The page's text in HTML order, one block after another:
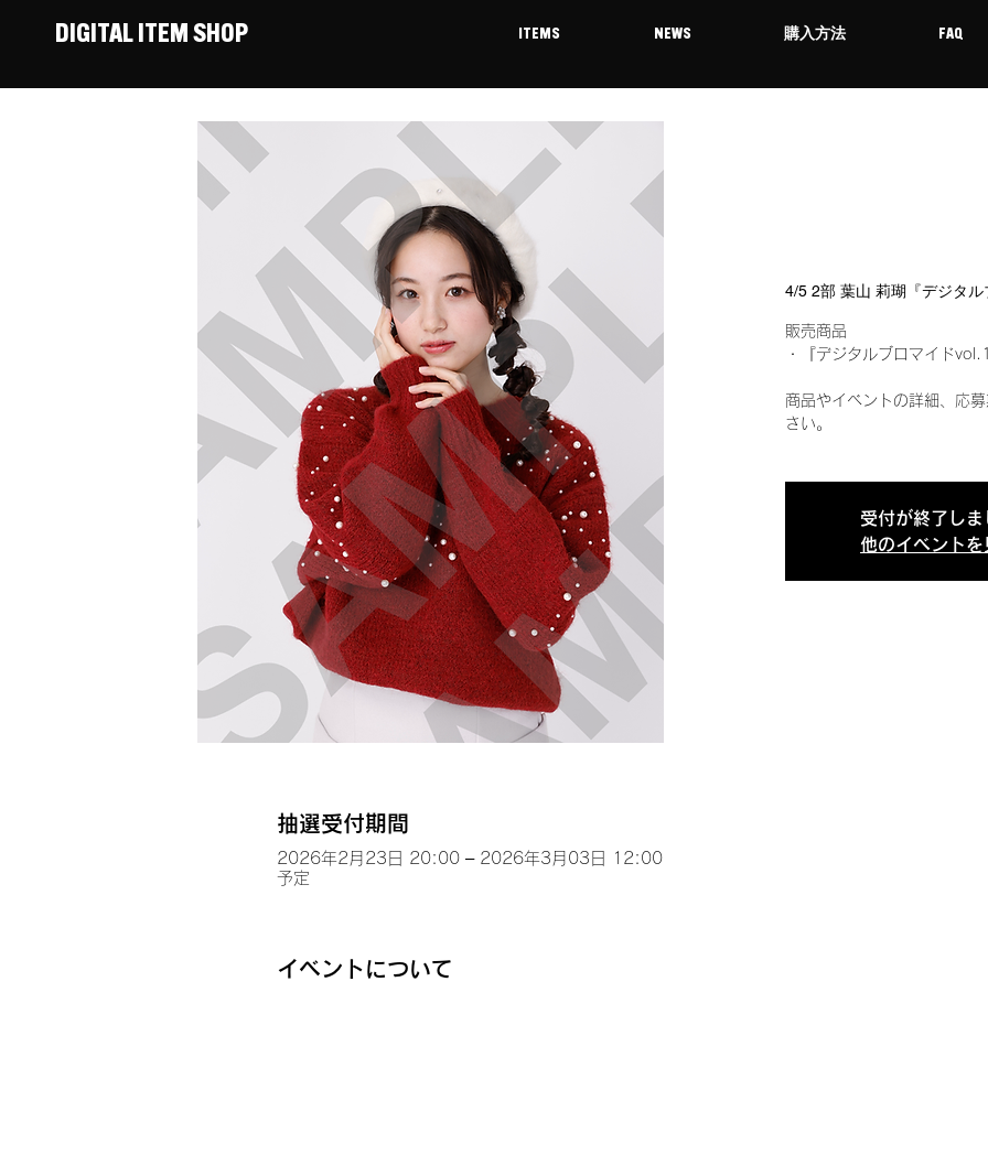
DIGITAL ITEM SHOP ITEMS NEWS 購入方法 FAQ
4/5 2部 葉山 莉瑚『デジタ
販売商品
・『デジタルブロマイド
商品やイベントの詳細、応
さい。
受付が終了しま
他のイベントを
抽選受付期間
2026年2月23日 20:00 – 2026年3月03日 12:00
予定
イベントについて